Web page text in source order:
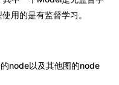
用的是有监督学习。
node以及其他图的node